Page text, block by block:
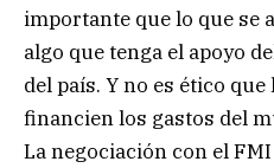
importante que lo que se
algo que tenga el apoyo
del país. Y no es ético
financien los gastos del
La negociación con el